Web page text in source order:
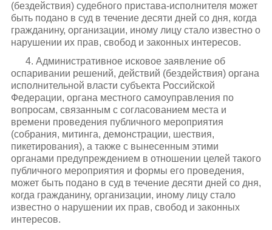
(бездействия) судебного пристава-исполнителя может
быть подано в суд в течение десяти дней со дня, когда
гражданину, организации, иному лицу стало известно о
нарушении их прав, свобод и законных интересов.
4. Административное исковое заявление об
оспаривании решений, действий (бездействия) органа
исполнительной власти субъекта Российской
Федерации, органа местного самоуправления по
вопросам, связанным с согласованием места и
времени проведения публичного мероприятия
(собрания, митинга, демонстрации, шествия,
пикетирования), а также с вынесенным этими
органами предупреждением в отношении целей такого
публичного мероприятия и формы его проведения,
может быть подано в суд в течение десяти дней со дня,
когда гражданину, организации, иному лицу стало
известно о нарушении их прав, свобод и законных
интересов.